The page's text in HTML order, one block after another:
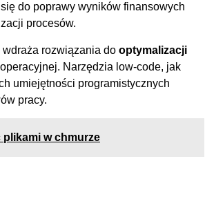
do poprawy wyników finansowych
procesów.
rozwiązania do optymalizacji
operacyjnej. Narzędzia low-code, jak
umiejętności programistycznych
pracy.
w chmurze